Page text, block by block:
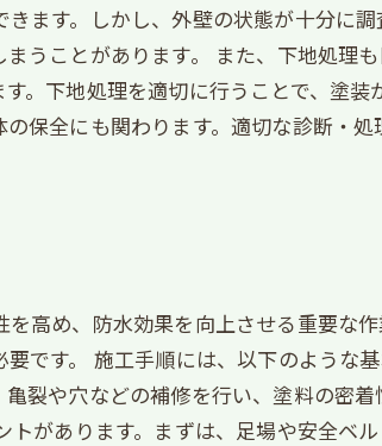
ます。しかし、外壁の状態が十分に調
うことがあります。 また、下地処理
。下地処理を適切に行うことで、塗
保全にも関わります。適切な診断・
高め、防水効果を向上させる重要な
です。 施工手順には、以下のような
裂や穴などの補修を行い、塗料の密
があります。まずは、足場や安全ベ